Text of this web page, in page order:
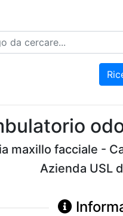
maxillo facciale -
Azienda USL